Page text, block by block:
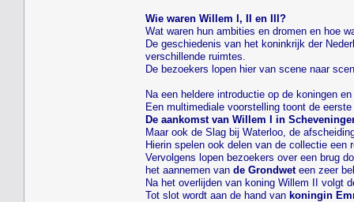
Wie waren Willem I, II en III?
Wat waren hun ambities en dromen en hoe
De geschiedenis van het koninkrijk der
verschillende ruimtes.
De bezoekers lopen hier van scene naar
Na een heldere introductie op de koningen
Een multimediale voorstelling toont de
De aankomst van Willem I in
Maar ook de Slag bij Waterloo, de
Hierin spelen ook delen van de collectie een
Vervolgens lopen bezoekers over een brug
het aannemen van de Grondweteen zeer
Na het overlijden van koning Willem II volgt
Tot slot wordt aan de hand van koningin